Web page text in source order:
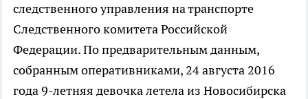
следственного управления на транспорте
Следственного комитета Российской
Федерации. По предварительным данным,
собранным оперативниками, 24 августа 2016
года 9-летняя девочка летела из Новосибирска